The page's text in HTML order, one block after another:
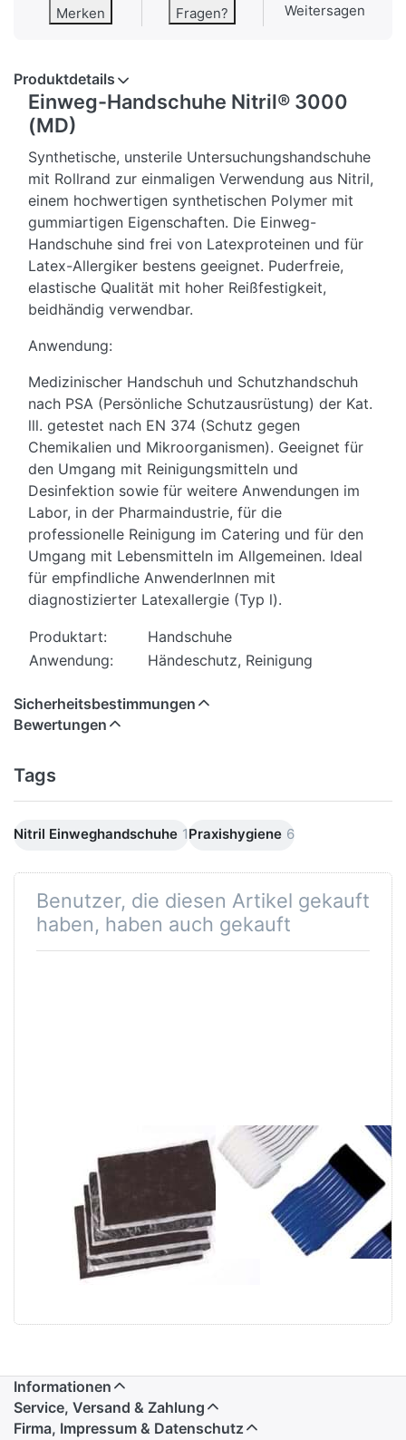
Merken Fragen? Weitersagen
Produktdetails
Einweg-Handschuhe Nitril® 3000
(MD)
Synthetische, unsterile Untersuchungshandschuhe
mit Rollrand zur einmaligen Verwendung aus Nitril,
einem hochwertigen synthetischen Polymer mit
gummiartigen Eigenschaften. Die Einweg-
Handschuhe sind frei von Latexproteinen und für
Latex-Allergiker bestens geeignet. Puderfreie,
elastische Qualität mit hoher Reißfestigkeit,
beidhändig verwendbar.
Anwendung:
Medizinischer Handschuh und Schutzhandschuh
nach PSA (Persönliche Schutzausrüstung) der Kat.
lll. getestet nach EN 374 (Schutz gegen
Chemikalien und Mikroorganismen). Geeignet für
den Umgang mit Reinigungsmitteln und
Desinfektion sowie für weitere Anwendungen im
Labor, in der Pharmaindustrie, für die
professionelle Reinigung im Catering und für den
Umgang mit Lebensmitteln im Allgemeinen. Ideal
für empfindliche AnwenderInnen mit
diagnostizierter Latexallergie (Typ l).
Produktart:
Handschuhe
Anwendung:
Händeschutz, Reinigung
Sicherheitsbestimmungen
Bewertungen
Tags
Nitril Einweghandschuhe 1Praxishygiene 6
Benutzer, die diesen Artikel gekauft
haben, haben auch gekauft
Medcompany
Einwegmoorpackungen
30x40cm VE
60Stk,
Medizinprodukt
Elastische
B 8 x L 60cm,
Klettverschluß
Informationen
Service, Versand & Zahlung
Firma, Impressum & Datenschutz